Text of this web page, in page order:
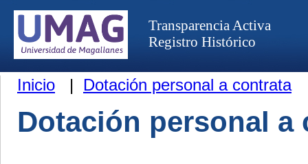
Transparencia Activa
Registro Histórico
Inicio | Dotación personal a contrata
Dotación personal a